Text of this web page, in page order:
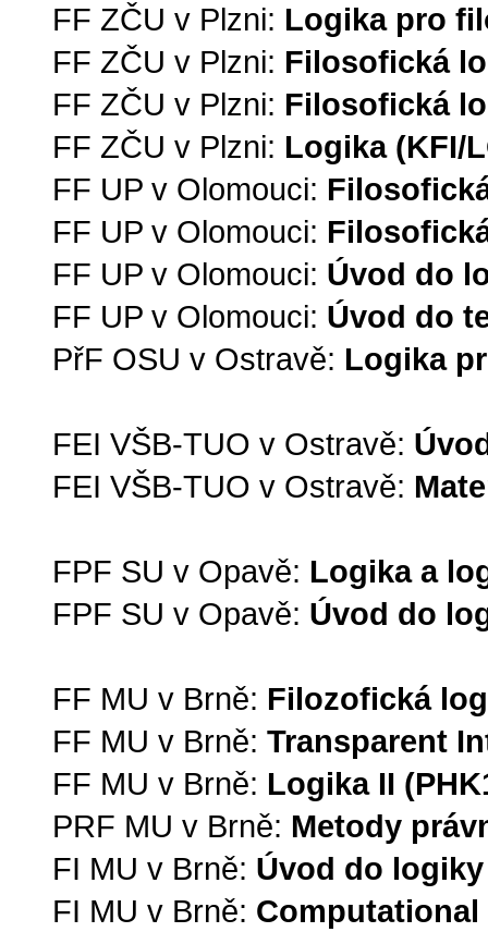
FF ZČU v Plzni: Logika pro
FF ZČU v Plzni: Filosofická
FF ZČU v Plzni: Filosofická
FF ZČU v Plzni: Logika (KFI/
FF UP v Olomouci:
FF UP v Olomouci:
FF UP v Olomouci: Úvod do
FF UP v Olomouci: Úvod do
PřF OSU v Ostravě: Logika
FEI VŠB-TUO v Ostravě:
FEI VŠB-TUO v Ostravě:
FPF SU v Opavě: Logika a
FPF SU v Opavě: Úvod do
FF MU v Brně: Filozofická
FF MU v Brně: Transparent
FF MU v Brně: Logika II
PRF MU v Brně: Metody
FI MU v Brně: Úvod do logiky
FI MU v Brně: Computational